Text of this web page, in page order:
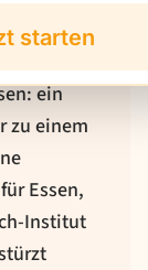
starten
ein
zu einem
Essen,
Institut